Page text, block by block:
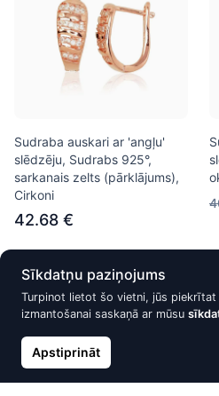
Sudraba auskari ar 'angļu'
slēdzēju, Sudrabs 925°,
sarkanais zelts (pārklājums),
Cirkoni
42.68 €
Nav noliktavā
Sīkdatņu paziņojums
Turpinot lietot šo vietni, jūs
izmantošanai saskaņā ar mūsu
Apstiprināt